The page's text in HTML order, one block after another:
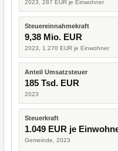
2023, 287 EUR je Einwohner
Steuereinnahmekraft
9,38 Mio. EUR
2023, 1.270 EUR je Einwohner
Anteil Umsatzsteuer
185 Tsd. EUR
2023
Steuerkraft
1.049 EUR je
Gemeinde, 2023